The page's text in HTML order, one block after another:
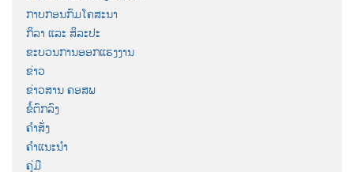
ກາບກອນກົມໂຄສະນາ
ກິລາ ແລະ ສິລະປະ
ຂະບວນການອອກແຮງງານ
ຂ່າວ
ຂ່າວສານ ຄອສພ
ຂໍ້ຕົກລົງ
ຄຳສັ່ງ
ຄຳແນະນຳ
ຄູ່ມື